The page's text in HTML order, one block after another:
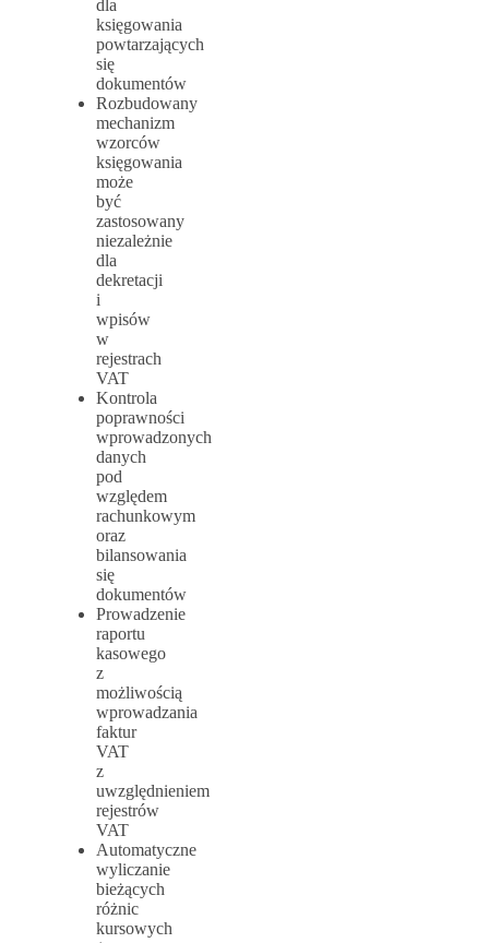
dla
księgowania
powtarzających
się
dokumentów
Rozbudowany
mechanizm
wzorców
księgowania
może
być
zastosowany
niezależnie
dla
dekretacji
i
wpisów
w
rejestrach
VAT
Kontrola
poprawności
wprowadzonych
danych
pod
względem
rachunkowym
oraz
bilansowania
się
dokumentów
Prowadzenie
raportu
kasowego
z
możliwością
wprowadzania
faktur
VAT
z
uwzględnieniem
rejestrów
VAT
Automatyczne
wyliczanie
bieżących
różnic
kursowych